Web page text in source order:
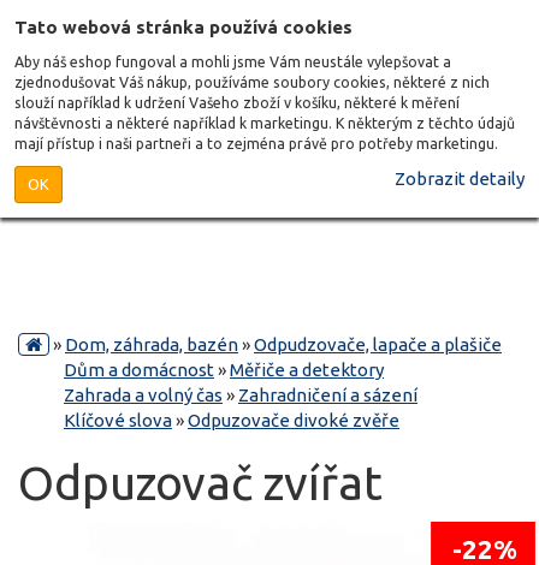
Tato webová stránka používá cookies
Aby náš eshop fungoval a mohli jsme Vám neustále vylepšovat a
zjednodušovat Váš nákup, používáme soubory cookies, některé z nich
slouží například k udržení Vašeho zboží v košíku, některé k měření
návštěvnosti a některé například k marketingu. K některým z těchto údajů
mají přístup i naši partneři a to zejména právě pro potřeby marketingu.
OK Zobrazit detaily
» Dom, záhrada, bazén»Odpudzovače, lapače a plašiče
Dům a domácnost»Měřiče a detektory
Zahrada a volný čas » Zahradničení a sázení
Klíčové slova»Odpuzovače divoké zvěře
Odpuzovač zvířat
-22%